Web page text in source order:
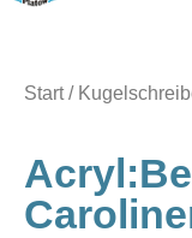
Start/